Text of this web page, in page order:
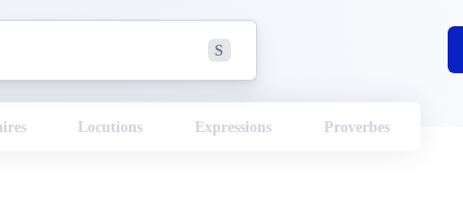
S
Locutions Expressions Proverbes